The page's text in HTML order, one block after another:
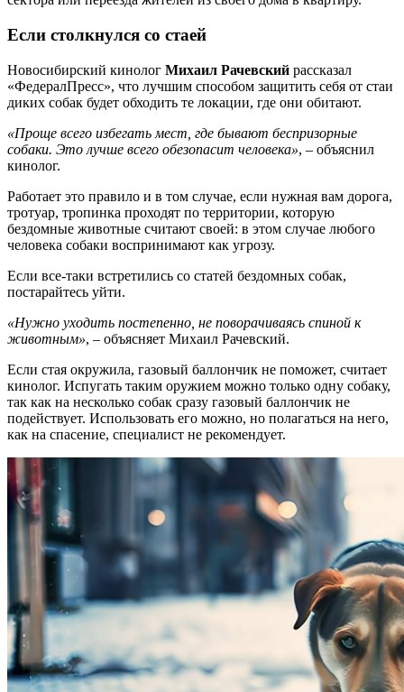
Если столкнулся со стаей
Новосибирский кинолог Михаил Рачевский рассказал
«ФедералПресс», что лучшим способом защитить себя от стаи
диких собак будет обходить те локации, где они обитают.
«Проще всего избегать мест, где бывают беспризорные
собаки. Это лучше всего обезопасит человека», – объяснил
кинолог.
Работает это правило и в том случае, если нужная вам дорога,
тротуар, тропинка проходят по территории, которую
бездомные животные считают своей: в этом случае любого
человека собаки воспринимают как угрозу.
Если все-таки встретились со статей бездомных собак,
постарайтесь уйти.
«Нужно уходить постепенно, не поворачиваясь спиной к
животным», – объясняет Михаил Рачевский.
Если стая окружила, газовый баллончик не поможет, считает
кинолог. Испугать таким оружием можно только одну собаку,
так как на несколько собак сразу газовый баллончик не
подействует. Использовать его можно, но полагаться на него,
как на спасение, специалист не рекомендует.